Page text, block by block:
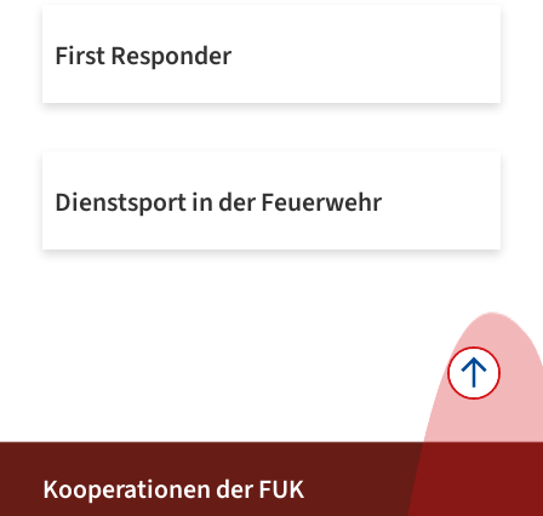
First Responder
Dienstsport in der Feuerwehr
Kooperationen der FUK